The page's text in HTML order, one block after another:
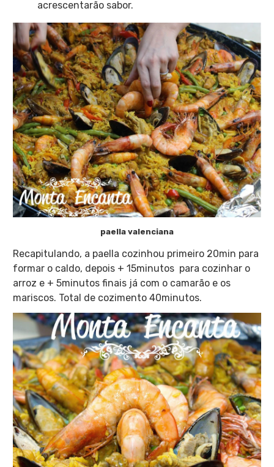
acrescentarão sabor.
paella valenciana
Recapitulando, a paella cozinhou primeiro 20min para
formar o caldo, depois + 15minutos para cozinhar o
arroz e + 5minutos finais já com o camarão e os
mariscos. Total de cozimento 40minutos.